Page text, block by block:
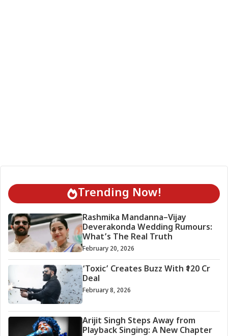
Trending Now!
Rashmika Mandanna–Vijay
Deverakonda Wedding Rumours:
What’s The Real Truth
February 20, 2026
‘Toxic’ Creates Buzz With ₹120 Cr
Deal
February 8, 2026
Arijit Singh Steps Away from
Playback Singing: A New Chapter